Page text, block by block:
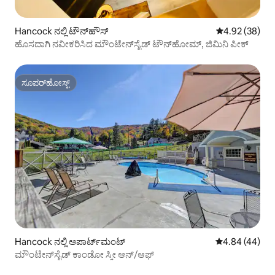
Hancock ನಲ್ಲಿ ಟೌನ್‌ಹೌಸ್ 5 ರಲ್ಲಿ 4.92
4.92 (38)
ಹೊಸದಾಗಿ ನವೀಕರಿಸಿದ ಮೌಂಟೇನ್‌ಸೈಡ್ ಟೌನ್‌ಹೋಮ್, ಜಿಮಿನಿ ಪೀಕ್
ಸೂಪರ್‌ಹೋಸ್ಟ್
ಸೂಪರ್‌ಹೋಸ್ಟ್
Hancock ನಲ್ಲಿ ಅಪಾರ್ಟ್‌ಮಂಟ್ 5 ರಲ್ಲಿ 4.84
4.84 (44)
ಮೌಂಟೇನ್‌ಸೈಡ್ ಕಾಂಡೋ ಸ್ಕೀ ಆನ್/ಆಫ್